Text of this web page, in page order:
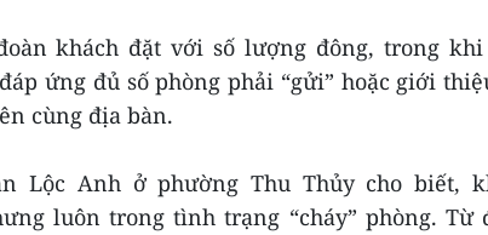
khách đặt với số lượng đông, trong
ứng đủ số phòng phải “gửi” hoặc giới
cùng địa bàn.
Lộc Anh ở phường Thu Thủy cho biết,
luôn trong tình trạng “cháy” phòng. Từ